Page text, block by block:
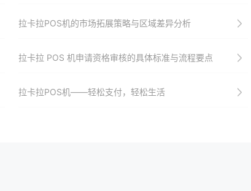
拉卡拉POS机的市场拓展策略与区域差异分析
拉卡拉 POS 机申请资格审核的具体标准与流程要点
拉卡拉POS机——轻松支付，轻松生活